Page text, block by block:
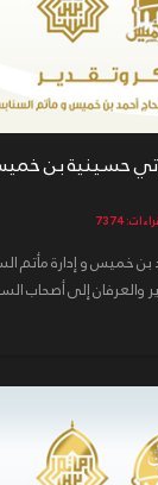
حسينية بن
بن خميس و إدارة مأتم
والعرفان إلى أصحاب